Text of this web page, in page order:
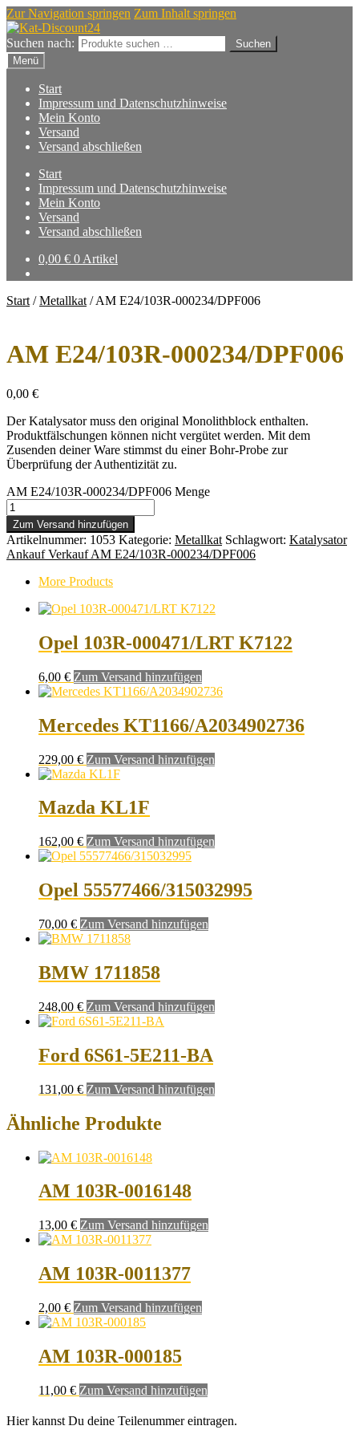
Zur Navigation springen Zum Inhalt springen
Suchen nach:
Suchen
Menü
Start
Impressum und Datenschutzhinweise
Mein Konto
Versand
Versand abschließen
Start
Impressum und Datenschutzhinweise
Mein Konto
Versand
Versand abschließen
0,00 € 0 Artikel
Start /Metallkat /AM E24/103R-000234/DPF006
AM E24/103R-000234/DPF006
0,00 €
Der Katalysator muss den original Monolithblock enthalten.
Produktfälschungen können nicht vergütet werden. Mit dem
Zusenden deiner Ware stimmst du einer Bohr-Probe zur
Überprüfung der Authentizität zu.
AM E24/103R-000234/DPF006 Menge
Zum Versand hinzufügen
Artikelnummer: 1053 Kategorie: Metallkat Schlagwort: Katalysator
Ankauf Verkauf AM E24/103R-000234/DPF006
More Products
Opel 103R-000471/LRT K7122
6,00 € Zum Versand hinzufügen
Mercedes KT1166/A2034902736
229,00 € Zum Versand hinzufügen
Mazda KL1F
162,00 € Zum Versand hinzufügen
Opel 55577466/315032995
70,00 € Zum Versand hinzufügen
BMW 1711858
248,00 € Zum Versand hinzufügen
Ford 6S61-5E211-BA
131,00 € Zum Versand hinzufügen
Ähnliche Produkte
AM 103R-0016148
13,00 € Zum Versand hinzufügen
AM 103R-0011377
2,00 € Zum Versand hinzufügen
AM 103R-000185
11,00 € Zum Versand hinzufügen
Hier kannst Du deine Teilenummer eintragen.